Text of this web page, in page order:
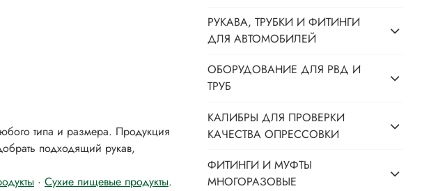
типа и размера. Продукция
подходящий рукав,
· Сухие пищевые продукты.
РУКАВА, ТРУБКИ И ФИТИНГИ
ДЛЯ АВТОМОБИЛЕЙ
ОБОРУДОВАНИЕ ДЛЯ РВД И
ТРУБ
КАЛИБРЫ ДЛЯ ПРОВЕРКИ
КАЧЕСТВА ОПРЕССОВКИ
ФИТИНГИ И МУФТЫ
МНОГОРАЗОВЫЕ